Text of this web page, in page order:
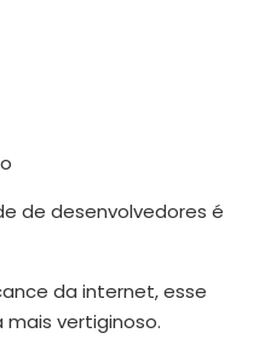
de desenvolvedores é
da internet, esse
vertiginoso.